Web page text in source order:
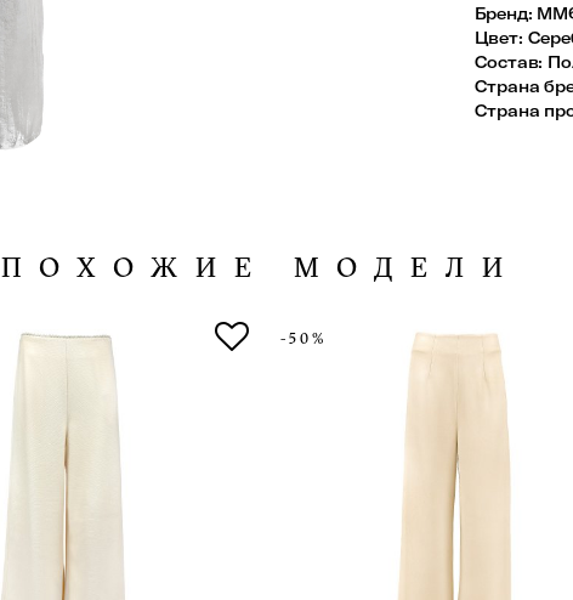
Бренд:
Цвет:
Состав:
Страна
Страна
ПОХОЖИЕ МОДЕЛИ
-50%